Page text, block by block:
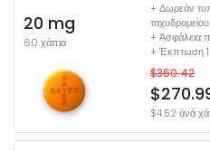
20 mg
60 χάπια
+ Δωρεάν
ταχυδρομείου
+ Ἀσφάλεια
+ Έκπτωση
$360.42
$4.52 ἀνά